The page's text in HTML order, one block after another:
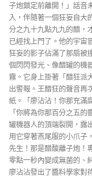
子炮鎖定前離開！」話音
入，伴隨著一個狂妄自大
分之九十九點九九的醋，
已經找上門了。他的宇宙
狂妄的影子佔滿了那扇被
個閃閃發光、像醋罐的機
霧。它身上掛著「醋狂派
出警報。王醋狂的聲音再
紙。「廖沾沾！你那充滿
「你將為你那百分之五
罐機器人的頂端裂開，露
用它穿著燕尾服的小爪子
先生！那是醋酸離子炮！
零點一秒內變成無菌的、
廖沾沾發出了醬料學家對